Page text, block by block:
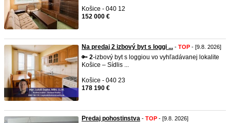
Košice - 040 12
152 000 €
Na predaj 2 izbový byt s loggi ... - TOP - [9.8. 2026]
🔑 2-izbový byt s loggiou vo vyhľadávanej lokalite
Košice – Sídlis ...
Košice - 040 23
178 190 €
Predaj pohostinstva - TOP - [9.8. 2026]